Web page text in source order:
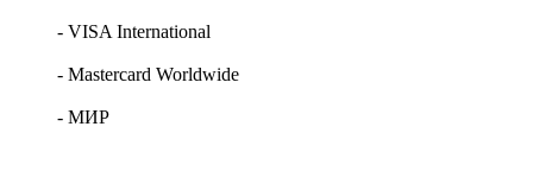
- VISA International
- Mastercard Worldwide
- МИР